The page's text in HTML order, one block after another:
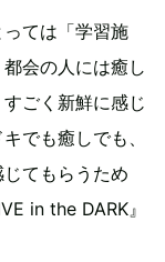
ては「学習施
会の人には癒し
ごく新鮮に感じ
でも癒しでも、
てもらうため
in the DARK』